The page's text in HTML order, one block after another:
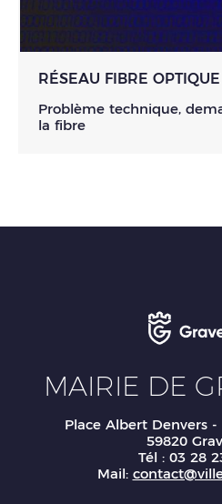
RÉSEAU FIBRE OPTIQUE
Problème technique,
la fibre
MAIRIE DE
Place Albert Denvers -
59820
Tél : 03 28
Mail: